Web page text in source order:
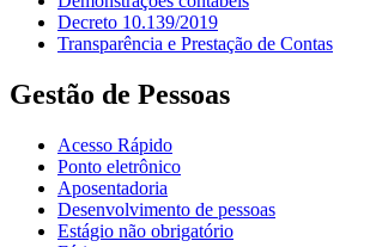
Decreto 10.139/2019
Transparência e Prestação de Contas
Gestão de Pessoas
Acesso Rápido
Ponto eletrônico
Aposentadoria
Desenvolvimento de pessoas
Estágio não obrigatório